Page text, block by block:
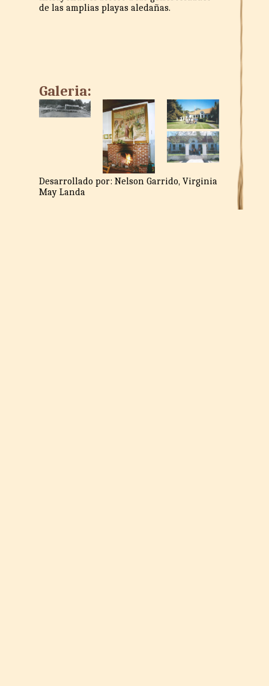
de las amplias playas aledañas.
Galeria:
Desarrollado por: Nelson Garrido, Virginia
May Landa